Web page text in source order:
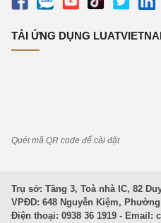
TẢI ỨNG DỤNG
Quét mã QR code để cài đặt
Trụ sở: Tầng 3, Toà nhà IC, 82
VPĐD: 648 Nguyễn Kiệm,
Điện thoại: 0938 36 1919 - Email: